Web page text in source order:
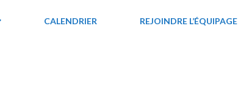
CALENDRIER REJOINDRE L’ÉQUIPAGE